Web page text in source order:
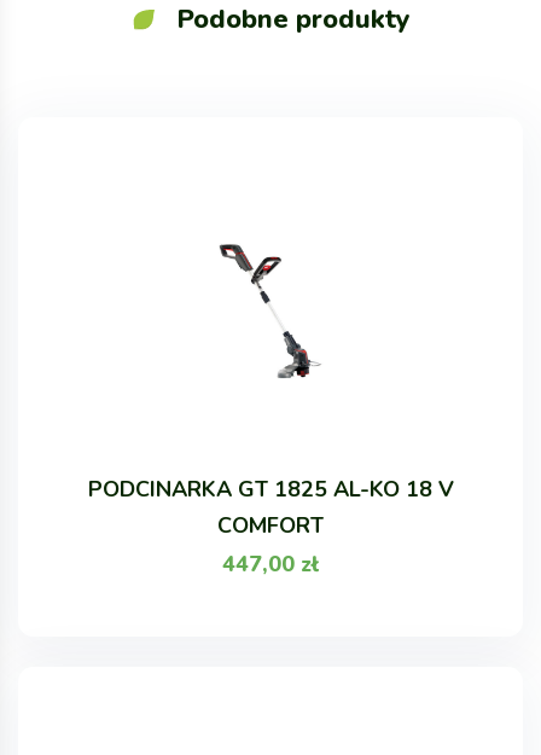
Podobne produkty
PODCINARKA GT 1825 AL-KO 18 V
COMFORT
447,00 zł